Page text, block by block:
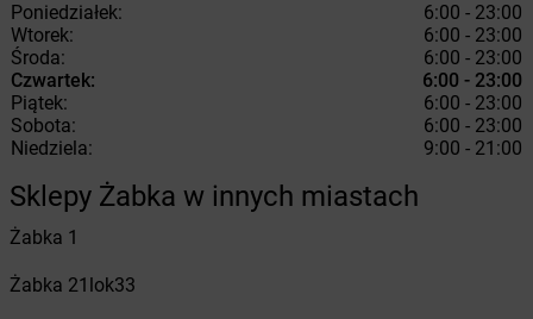
Poniedziałek:
6:00 - 23:00
Wtorek:
6:00 - 23:00
Środa:
6:00 - 23:00
Czwartek:
6:00 - 23:00
Piątek:
6:00 - 23:00
Sobota:
6:00 - 23:00
Niedziela:
9:00 - 21:00
Sklepy Żabka w innych miastach
Żabka 1
Żabka 21lok33